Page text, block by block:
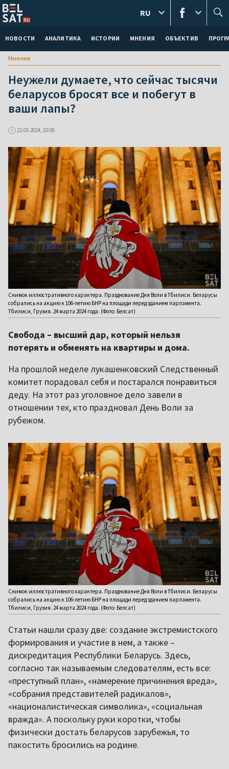
НОВОСТИ АНАЛИТИКА ИСТОРИИ МНЕНИЯ ОБЪЕКТИВ
RU
Мнения
Неужели думаете, что сейчас тысячи
беларусов бросят все и побегут в
ваши лапы?
22.05.2024, 10:00
Снимок иллюстративного характера. Празднование Дня Воли в Тбилиси. Беларусы
собрались на акцию к 106-летию БНР на площади перед зданием парламента.
Тбилиси, Грузия. 24 марта 2024 года. (Фото: Белсат)
Свобода – высший дар, который нельзя
потерять и обменять на квартиры и дома.
На прошлой неделе лукашенковский Следственный
комитет порадовал себя и постарался понравиться
деду. На этот раз уголовное дело завели в
отношении тех, кто праздновал День Воли за
рубежом.
Снимок иллюстративного характера. Празднование Дня Воли в Тбилиси. Беларусы
собрались на акцию к 106-летию БНР на площади перед зданием парламента.
Тбилиси, Грузия. 24 марта 2024 года. (Фото: Белсат)
Статьи нашли сразу две: создание экстремистского
формирования и участие в нем, а также –
дискредитация Республики Беларусь. Здесь,
согласно так называемым следователям, есть все:
«преступный план», «намерение причинения вреда»,
«собрания представителей радикалов»,
«националистическая символика», «социальная
вражда». А поскольку руки коротки, чтобы
физически достать беларусов зарубежья, то
пакостить бросились на родине.